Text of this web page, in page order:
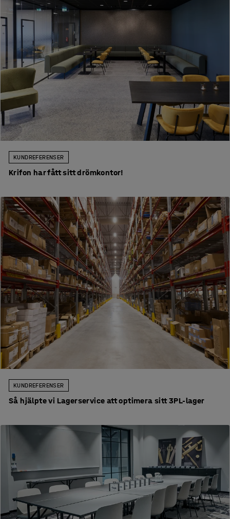
KUNDREFERENSER
Krifon har fått sitt drömkontor!
KUNDREFERENSER
Så hjälpte vi Lagerservice att optimera sitt 3PL-lager